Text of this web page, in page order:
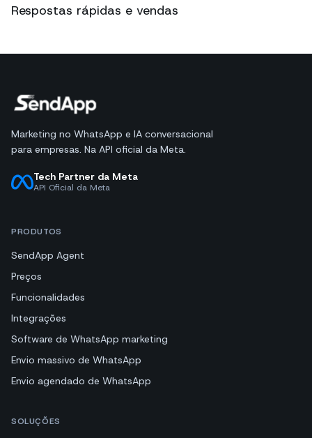
Respostas rápidas e vendas
Marketing no WhatsApp e IA conversacional
para empresas. Na API oficial da Meta.
Tech Partner da Meta
API Oficial da Meta
PRODUTOS
SendApp Agent
Preços
Funcionalidades
Integrações
Software de WhatsApp marketing
Envio massivo de WhatsApp
Envio agendado de WhatsApp
SOLUÇÕES